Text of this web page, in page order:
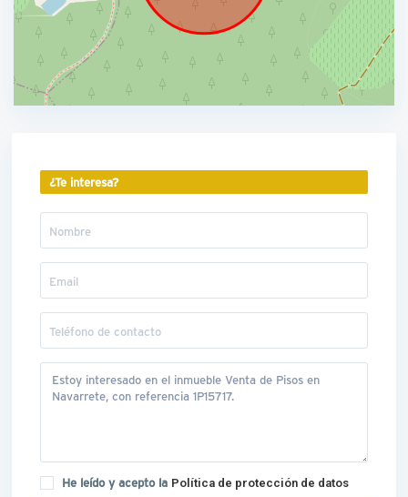
¿Te interesa?
He leído y acepto la Política de protección de datos